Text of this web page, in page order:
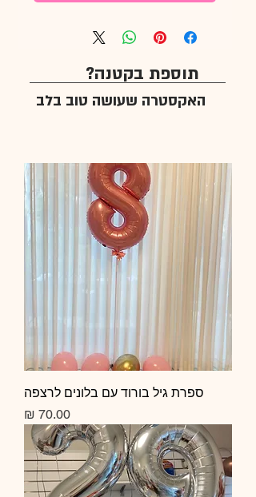
תוספת בקטנה?
האקסטרה שעושה טוב בלב
ספרת גיל בורוד עם בלונים לרצפה
מחיר